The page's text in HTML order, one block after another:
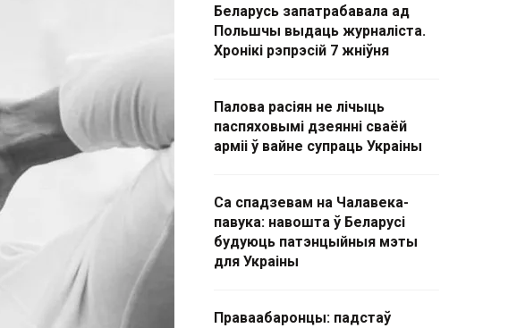
Беларусь запатрабавала ад
Польшчы выдаць журналіста.
Хронікі рэпрэсій 7 жніўня
Палова расіян не лічыць
паспяховымі дзеянні сваёй
арміі ў вайне супраць Украіны
Са спадзевам на Чалавека-
павука: навошта ў Беларусі
будуюць патэнцыйныя мэты
для Украіны
Праваабаронцы: падстаў